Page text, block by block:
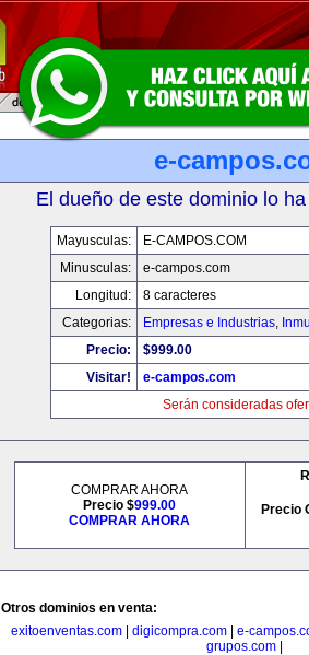
e-
El dueño de este dominio lo
Mayusculas:
E-CAMPOS.COM
Minusculas:
e-campos.com
Longitud:
8 caracteres
Categorias:
Empresas e Industrias,
Precio:
$999.00
Visitar!
e-campos.com
Serán consideradas
COMPRAR AHORA
Precio $999.00
COMPRAR AHORA
Precio
Otros dominios en venta:
exitoenventas.com| digicompra.com| e-
grupos.com